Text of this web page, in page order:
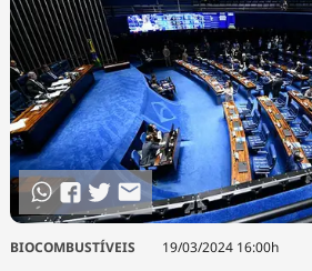
BIOCOMBUSTÍVEIS 19/03/2024 16:00h